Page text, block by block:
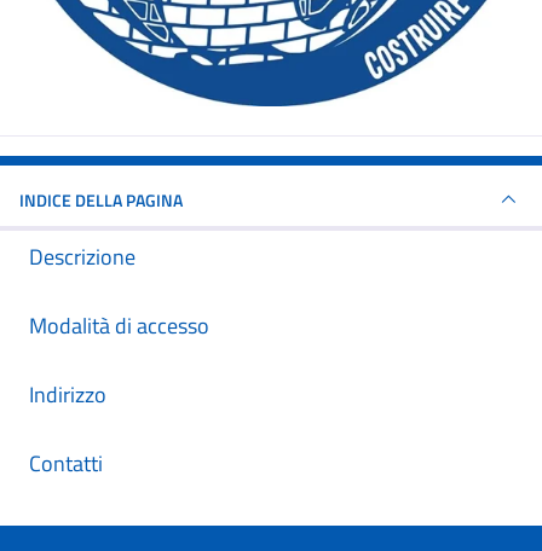
INDICE DELLA PAGINA
Descrizione
Modalità di accesso
Indirizzo
Contatti